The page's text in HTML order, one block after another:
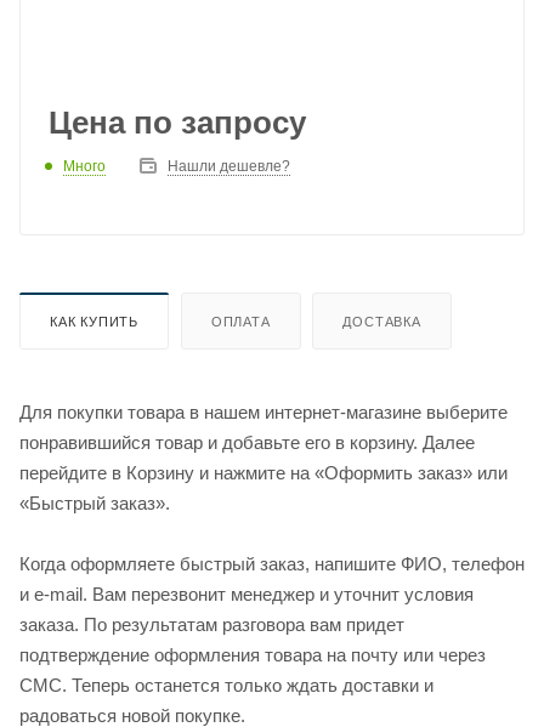
Цена по запросу
Много Нашли дешевле?
КАК КУПИТЬ ОПЛАТА ДОСТАВКА
Для покупки товара в нашем интернет-магазине выберите
понравившийся товар и добавьте его в корзину. Далее
перейдите в Корзину и нажмите на «Оформить заказ» или
«Быстрый заказ».
Когда оформляете быстрый заказ, напишите ФИО, телефон
и e-mail. Вам перезвонит менеджер и уточнит условия
заказа. По результатам разговора вам придет
подтверждение оформления товара на почту или через
СМС. Теперь останется только ждать доставки и
радоваться новой покупке.